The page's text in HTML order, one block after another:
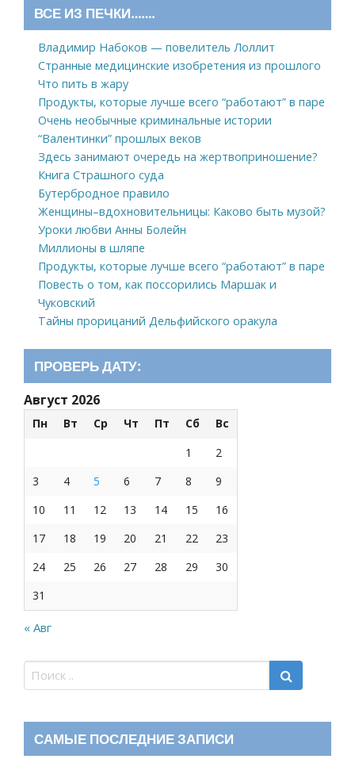
ВСЕ ИЗ ПЕЧКИ…….
Владимир Набоков — повелитель Лоллит
Странные медицинские изобретения из прошлого
Что пить в жару
Продукты, которые лучше всего “работают” в паре
Очень необычные криминальные истории
“Валентинки” прошлых веков
Здесь занимают очередь на жертвоприношение?
Книга Страшного суда
Бутербродное правило
Женщины–вдохновительницы: Каково быть музой?
Уроки любви Анны Болейн
Миллионы в шляпе
Продукты, которые лучше всего “работают” в паре
Повесть о том, как поссорились Маршак и
Чуковский
Тайны прорицаний Дельфийского оракула
ПРОВЕРЬ ДАТУ:
Август 2026
Пн Вт Ср Чт Пт Сб
Вс
1
2
3
4 5 6 7 8
9
10
11 12 13 14 15
16
17
18 19 20 21 22
23
24
25 26 27 28 29
30
31
« Авг
САМЫЕ ПОСЛЕДНИЕ ЗАПИСИ